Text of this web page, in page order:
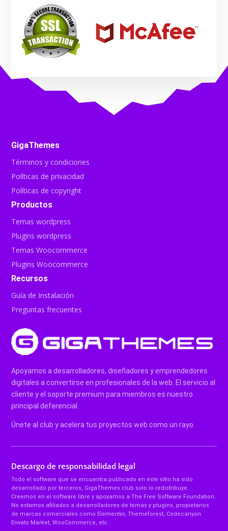
GigaThemes
Términos y condiciones
Políticas de privacidad
Políticas de copyright
Productos
Temas wordpress
Plugins wordpress
Temas Woocommerce
Plugins Woocommerce
Recursos
Guía de Instalación
Preguntas frecuentes
Apoyamos a desarrolladores, diseñadores y emprendedores
digitales a convertirse en profesionales de la web. El servicio al
cliente y el soporte premium para miembros es nuestro
principal deferencial.
Únete al club y acelera tus proyectos web como un rayo.
Descargo de responsabilidad legal
Todo el software que se encuentra publicado en este sitio ha sido
desarrollado por terceros, GigaThemes.club solo lo redistribuye.
Creemos en el software libre y apoyamos a The Free Software Foundation.
No estamos afiliados a desarrolladores de temas y plugins, propietarios
de marcas comerciales como Elementor, Themeforest, Codecanyon
Envato Market, WooCommerce, etc.